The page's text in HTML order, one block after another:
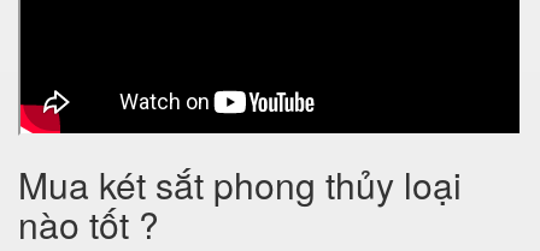
Mua két sắt phong thủy loại
nào tốt ?